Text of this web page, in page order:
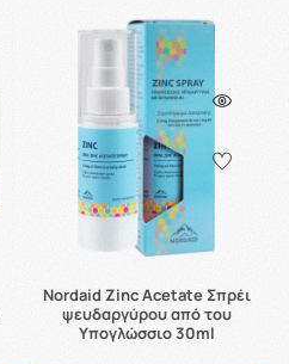
Nordaid Zinc Acetate Σπρέι
ψευδαργύρου από του
Υπογλώσσιο 30ml